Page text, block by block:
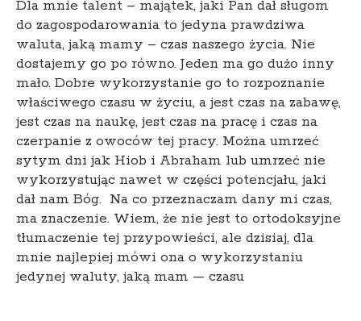
Dla mnie talent – majątek, jaki Pan dał sługom
do zagospodarowania to jedyna prawdziwa
waluta, jaką mamy – czas naszego życia. Nie
dostajemy go po równo. Jeden ma go dużo inny
mało. Dobre wykorzystanie go to rozpoznanie
właściwego czasu w życiu, a jest czas na zabawę,
jest czas na naukę, jest czas na pracę i czas na
czerpanie z owoców tej pracy. Można umrzeć
sytym dni jak Hiob i Abraham lub umrzeć nie
wykorzystując nawet w części potencjału, jaki
dał nam Bóg. Na co przeznaczam dany mi czas,
ma znaczenie. Wiem, że nie jest to ortodoksyjne
tłumaczenie tej przypowieści, ale dzisiaj, dla
mnie najlepiej mówi ona o wykorzystaniu
jedynej waluty, jaką mam — czasu